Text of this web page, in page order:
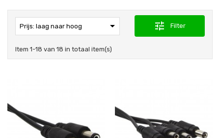
Prijs: laag naar hoog  tune Filter
Item 1-18 van 18 in totaal item(s)